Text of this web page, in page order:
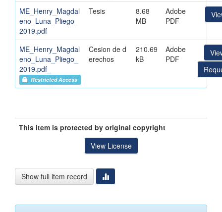
ME_Henry_Magdal
eno_Luna_Pliego_
2019.pdf
Tesis
8.68
MB
Adobe
PDF
ME_Henry_Magdal
eno_Luna_Pliego_
2019.pdf_
Restricted Access
Cesion de d
erechos
210.69
kB
Adobe
PDF
This item is protected by original copyright
View License
Show full item record